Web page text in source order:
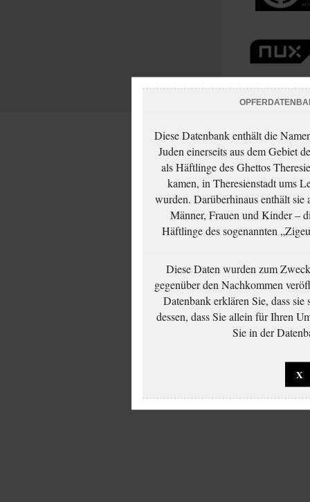
Diese Datenbank enthält die
Juden einerseits aus dem Gebiet
als Häftlinge des Ghettos
kamen, in Theresienstadt ums
wurden. Darüberhinaus enthält
Männer, Frauen und Kinder –
Häftlinge des sogenannten
Diese Daten wurden zum
gegenüber den Nachkommen
Datenbank erklären Sie, dass sie
dessen, dass Sie allein für Ihren
Sie in der
X